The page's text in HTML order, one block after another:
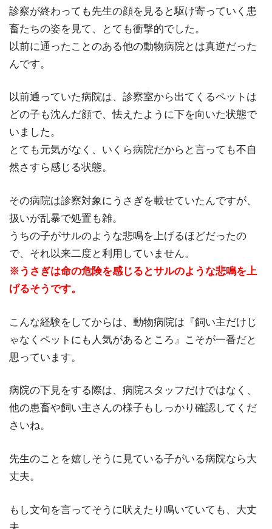
診察が終わっても先生の顔を見ると駆け寄っていく患
畜たちの姿を見て、とても衝撃的でした。
以前に通ったことのある他の動物病院とは真逆だった
んです。
以前通っていた病院は、診察室から出てくるペットは
どの子も沈んだ顔で、怯えたように下を向いた状態で
いました。
とても元気がなく、いくら病院だからと言っても不自
然さすら感じる状態。
その病院は診察対象にうさぎを載せていたんですが、
扱いが乱暴で処置も雑。
うちの子がサルのような悲鳴を上げるほどだったの
で、それ以来二度と利用していません。
※うさぎは命の危険を感じるとサルのような悲鳴を上
げるそうです。
こんな経験をしてからは、動物病院は『飼い主だけじ
ゃなくペットにも人気があるところ』こそが一番だと
思っています。
病院の下見をする際は、病院スタッフだけではなく、
他の患畜や飼い主さんの様子もしっかり確認してくだ
さいね。
先生のことを嬉しそうに見ている子がいる病院なら大
丈夫。
もし文句を言ってそうに吠えたり鳴いていても、大丈